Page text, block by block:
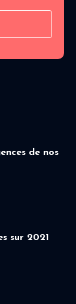
de nos
sur 2021